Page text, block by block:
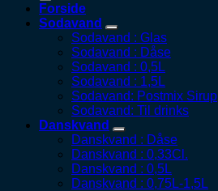
Forside
Sodavand
Sodavand : Glas
Sodavand : Dåse
Sodavand : 0,5L
Sodavand : 1,5L
Sodavand: Postmix Sirup
Sodavand: Til drinks
Danskvand
Danskvand : Dåse
Danskvand : 0,33Cl.
Danskvand : 0,5L
Danskvand : 0,75L-1,5L